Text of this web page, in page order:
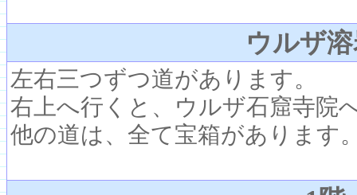
ウルザ
左右三つずつ道があります。
右上へ行くと、ウルザ石窟寺院
他の道は、全て宝箱があります